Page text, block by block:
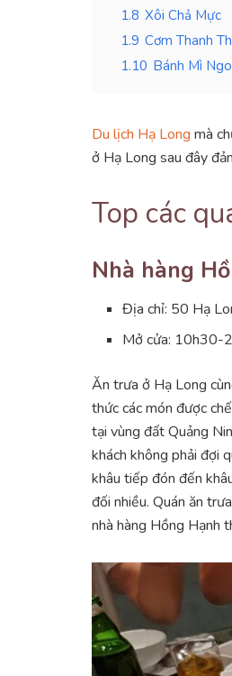
1.8 Xôi Chả Mực
1.9 Cơm Thanh
1.10 Bánh Mì
Du lịch Hạ Long mà
ở Hạ Long sau đây
Top các
Nhà hàng
Địa chỉ: 50 Hạ
Mở cửa: 10h30-
Ăn trưa ở Hạ Long
thức các món được
tại vùng đất Quảng
khách không phải đợi
khâu tiếp đón đến
đối nhiều. Quán ăn
nhà hàng Hồng Hạnh